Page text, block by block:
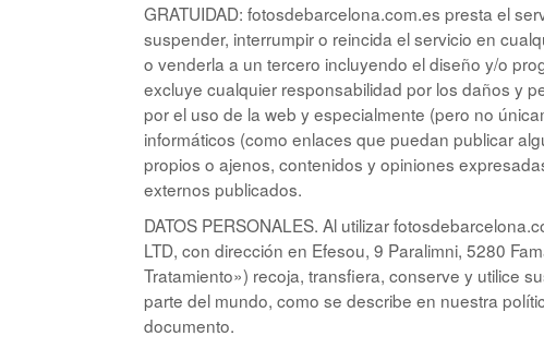
GRATUIDAD: fotosdebarcelona.com.es presta el
suspender, interrumpir o reincida el servicio en
o venderla a un tercero incluyendo el diseño y/o
excluye cualquier responsabilidad por los daños y
por el uso de la web y especialmente (pero no
informáticos (como enlaces que puedan publicar
propios o ajenos, contenidos y opiniones
externos publicados.
DATOS PERSONALES. Al utilizar
LTD, con dirección en Efesou, 9 Paralimni, 5280
Tratamiento») recoja, transfiera, conserve y utilice
parte del mundo, como se describe en nuestra
documento.